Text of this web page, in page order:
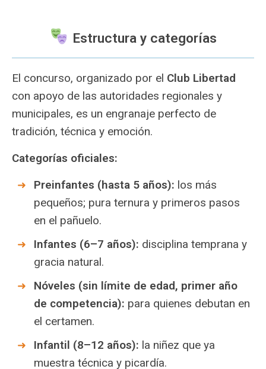
Estructura y categorías
El concurso, organizado por el Club Libertad
con apoyo de las autoridades regionales y
municipales, es un engranaje perfecto de
tradición, técnica y emoción.
Categorías oficiales:
Preinfantes (hasta 5 años): los más
pequeños; pura ternura y primeros pasos
en el pañuelo.
Infantes (6–7 años): disciplina temprana y
gracia natural.
Nóveles (sin límite de edad, primer año
de competencia): para quienes debutan en
el certamen.
Infantil (8–12 años): la niñez que ya
muestra técnica y picardía.